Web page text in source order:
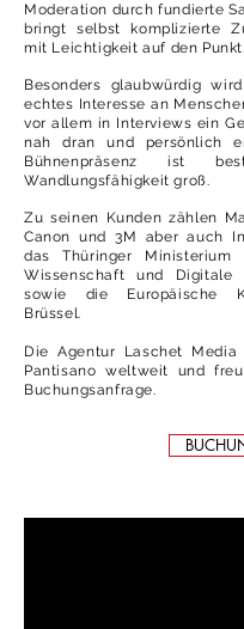
Moderation durch fundierte
bringt selbst komplizierte
mit Leichtigkeit auf den Punkt.
Besonders glaubwürdig
echtes Interesse an
vor allem in Interviews ein
nah dran und persönlich
Bühnenpräsenz ist
Wandlungsfähigkeit groß.
Zu seinen Kunden zählen
Canon und 3M aber auch
das Thüringer Ministerium
Wissenschaft und Digitale
sowie die Europäische
Brüssel.
Die Agentur Laschet
Pantisano weltweit und
Buchungsanfrage.